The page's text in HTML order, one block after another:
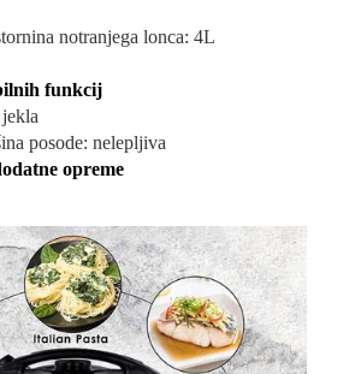
notranjega lonca: 4L
funkcij
posode: nelepljiva
opreme